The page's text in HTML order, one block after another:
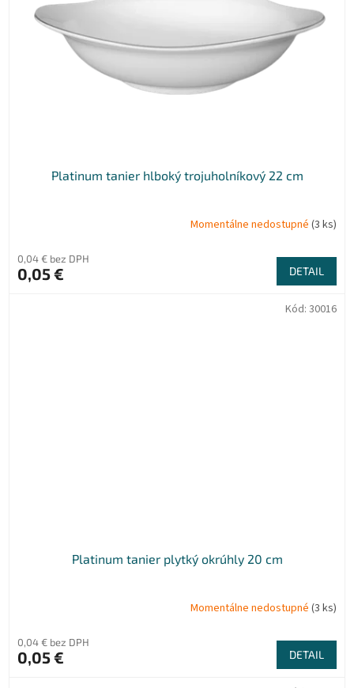
Platinum tanier hlboký trojuholníkový 22 cm
Momentálne nedostupné (3 ks)
0,04 € bez DPH
0,05 € DETAIL
Platinum tanier plytký okrúhly 20 cm
Momentálne nedostupné (3 ks)
0,04 € bez DPH
0,05 € DETAIL
Kód: 30016